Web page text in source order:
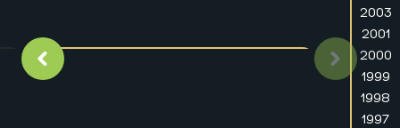
Imagen anterior
2003
2001
2000
1999
1998
1997